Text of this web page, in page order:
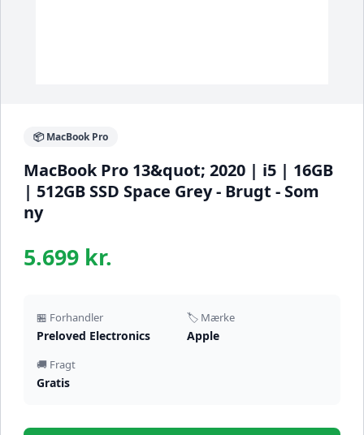
📦 MacBook Pro
MacBook Pro 13&quot; 2020 | i5 | 16GB
| 512GB SSD Space Grey - Brugt - Som
ny
5.699 kr.
🏪 Forhandler
Preloved Electronics
🏷️ Mærke
Apple
🚚 Fragt
Gratis